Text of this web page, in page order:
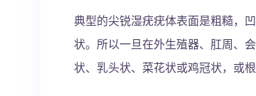
典型的尖锐湿疣疣体表面是粗糙，
状。所以一旦在外生殖器、肛周、
状、乳头状、菜花状或鸡冠状，或